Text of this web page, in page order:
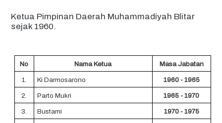
Ketua Pimpinan Daerah Muhammadiyah Blitar
sejak 1960.
No Nama Ketua Masa Jabatan
1. Ki Darmosarono 1960 - 1965
2. Parto Mukri 1965 - 1970
3. Bustami 1970 - 1975